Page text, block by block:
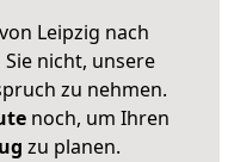
Leipzig nach
nicht, unsere
zu nehmen.
noch, um Ihren
zu planen.